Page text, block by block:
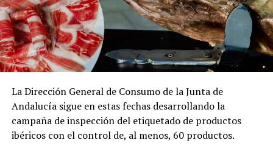
La Dirección General de Consumo de la Junta de
Andalucía sigue en estas fechas desarrollando la
campaña de inspección del etiquetado de productos
ibéricos con el control de, al menos, 60 productos.